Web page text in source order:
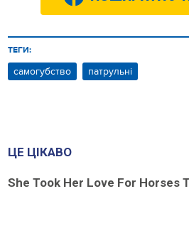
ТЕГИ:
самогубство патрульні
ЦЕ ЦІКАВО
She Took Her Love For Horses